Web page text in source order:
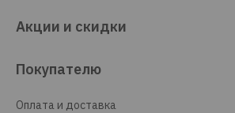
Акции и скидки
Покупателю
Оплата и доставка